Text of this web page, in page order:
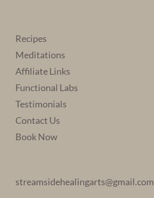
Recipes
Meditations
Affiliate Links
Functional Labs
Testimonials
Contact Us
Book Now
streamsidehealingarts@gmail.com